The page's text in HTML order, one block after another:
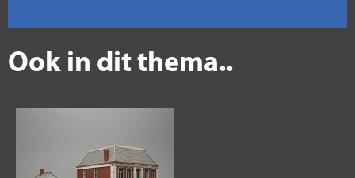
Ook in dit thema..